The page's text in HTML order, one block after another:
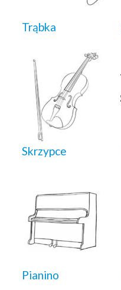
Trąbka
Skrzypce
Pianino